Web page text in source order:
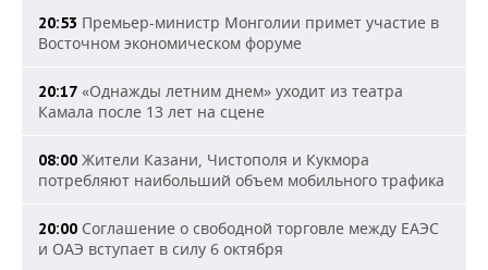
20:53 Премьер-министр Монголии примет участие в
Восточном экономическом форуме
20:17 «Однажды летним днем» уходит из театра
Камала после 13 лет на сцене
08:00 Жители Казани, Чистополя и Кукмора
потребляют наибольший объем мобильного трафика
20:00 Соглашение о свободной торговле между ЕАЭС
и ОАЭ вступает в силу 6 октября